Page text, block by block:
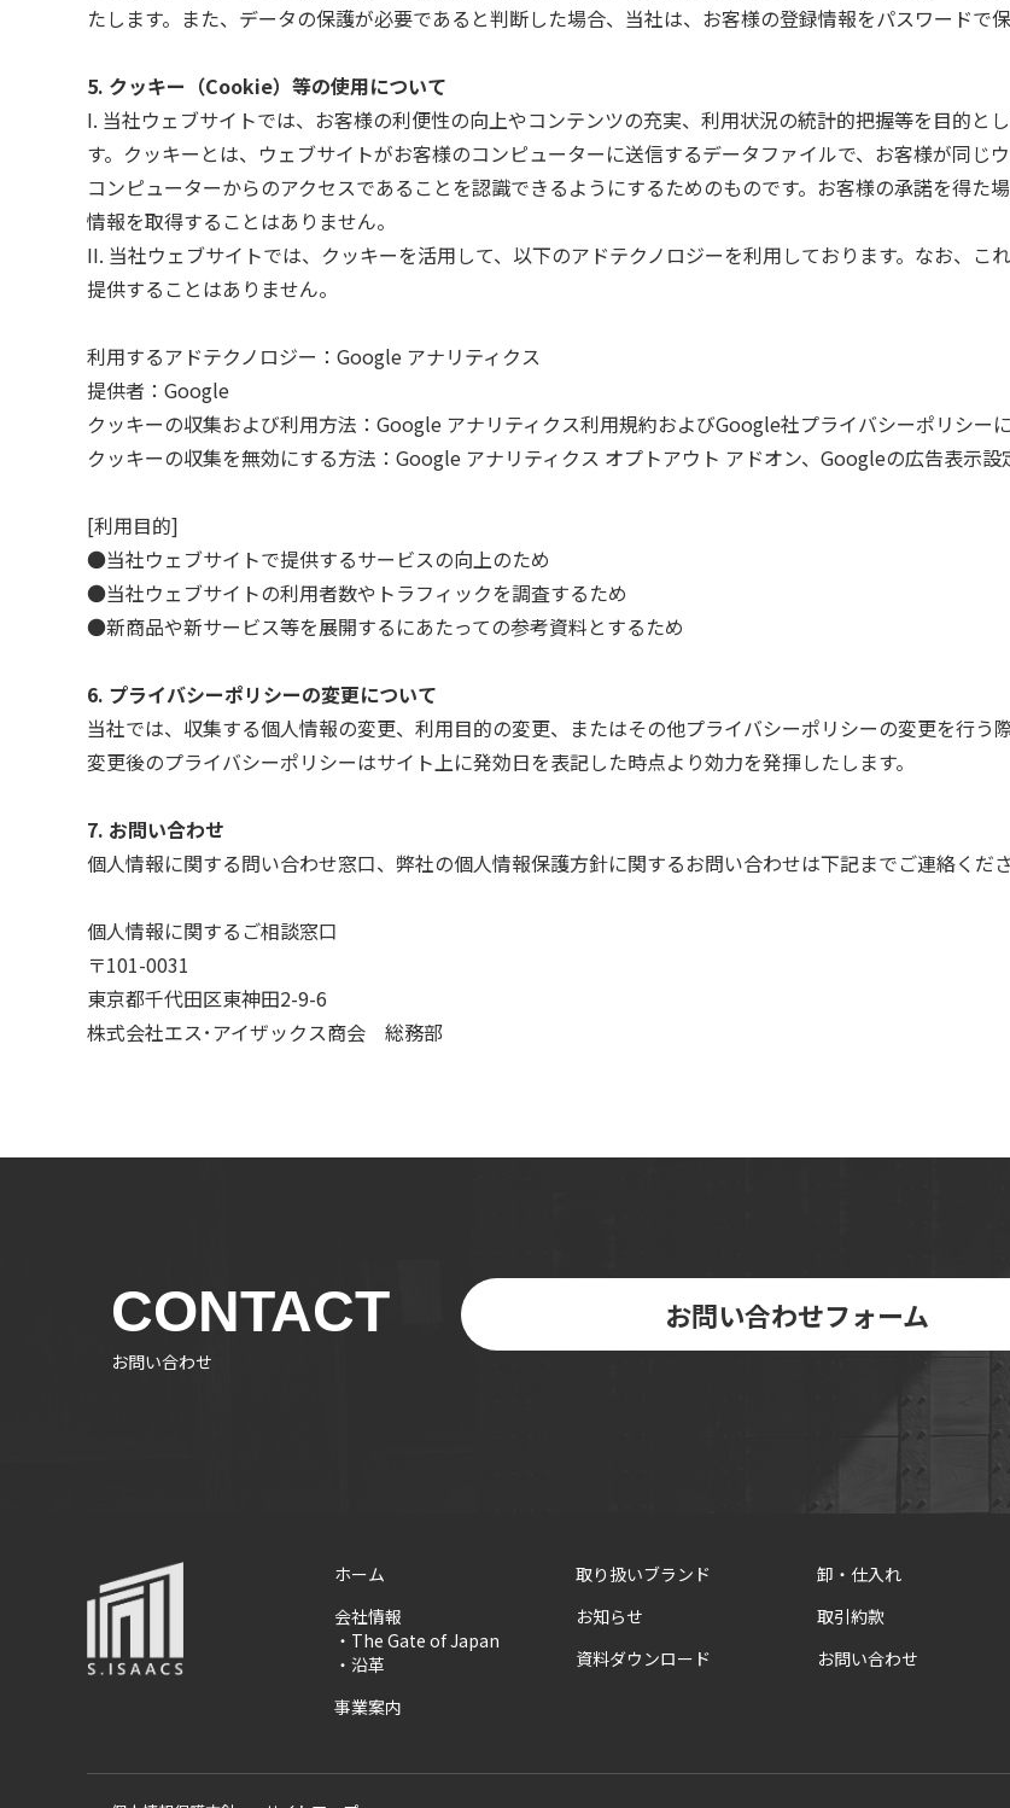
たします。また、データの保護が必要であると判断した場合、当社は、お客様の登録情報をパスワードで保
5. クッキー（Cookie）等の使用について
I. 当社ウェブサイトでは、お客様の利便性の向上やコンテンツの充実、利用状況の統計的把握等を目的と
す。クッキーとは、ウェブサイトがお客様のコンピューターに送信するデータファイルで、お客様が同じ
コンピューターからのアクセスであることを認識できるようにするためのものです。お客様の承諾を得た
情報を取得することはありません。
II. 当社ウェブサイトでは、クッキーを活用して、以下のアドテクノロジーを利用しております。なお、こ
提供することはありません。
利用するアドテクノロジー：Google アナリティクス
提供者：Google
クッキーの収集および利用方法：Google アナリティクス利用規約およびGoogle社プライバシーポリシー
クッキーの収集を無効にする方法：Google アナリティクス オプトアウト アドオン、Googleの広告表示設
[利用目的]
●当社ウェブサイトで提供するサービスの向上のため
●当社ウェブサイトの利用者数やトラフィックを調査するため
●新商品や新サービス等を展開するにあたっての参考資料とするため
6. プライバシーポリシーの変更について
当社では、収集する個人情報の変更、利用目的の変更、またはその他プライバシーポリシーの変更を行う
変更後のプライバシーポリシーはサイト上に発効日を表記した時点より効力を発揮したします。
7. お問い合わせ
個人情報に関する問い合わせ窓口、弊社の個人情報保護方針に関するお問い合わせは下記までご連絡くださ
個人情報に関するご相談窓口
〒101-0031
東京都千代田区東神田2-9-6
株式会社エス･アイザックス商会 総務部
CONTACT
お問い合わせ
お問い合わせフォーム
ホーム
会社情報
・ The Gate of Japan
・ 沿革
事業案内
取り扱いブランド
お知らせ
資料ダウンロード
卸・仕入れ
取引約款
お問い合わせ